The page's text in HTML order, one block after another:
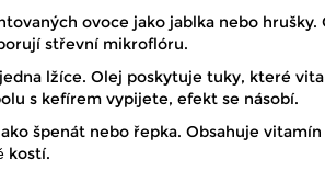
ovoce jako jablka nebo hrušky.
střevní mikroflóru.
lžíce. Olej poskytuje tuky, které
s kefírem vypijete, efekt se násobí.
špenát nebo řepka. Obsahuje
kostí.